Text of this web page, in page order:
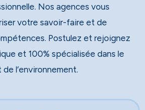
Nos agences vous
votre savoir-faire et de
Postulez et rejoignez
et 100% spécialisée dans le
l’environnement.